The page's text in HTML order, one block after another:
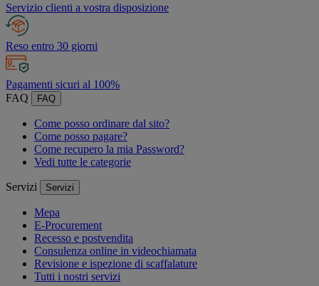
Servizio clienti a vostra disposizione
Reso entro 30 giorni
Pagamenti sicuri al 100%
FAQ
FAQ
Come posso ordinare dal sito?
Come posso pagare?
Come recupero la mia Password?
Vedi tutte le categorie
Servizi Servizi
Mepa
E-Procurement
Recesso e postvendita
Consulenza online in videochiamata
Revisione e ispezione di scaffalature
Tutti i nostri servizi